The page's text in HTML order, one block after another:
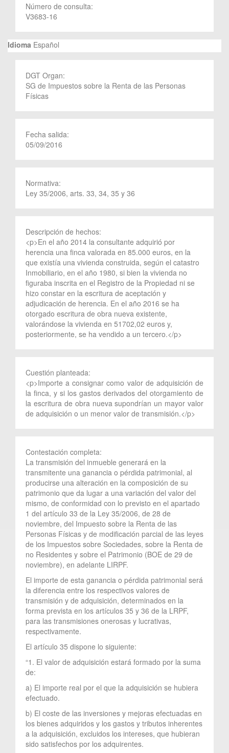
Número de consulta:
V3683-16
Idioma Español
DGT Organ:
SG de Impuestos sobre la Renta de las Personas
Físicas
Fecha salida:
05/09/2016
Normativa:
Ley 35/2006, arts. 33, 34, 35 y 36
Descripción de hechos:
<p>En el año 2014 la consultante adquirió por
herencia una finca valorada en 85.000 euros, en la
que existía una vivienda construida, según el catastro
Inmobiliario, en el año 1980, si bien la vivienda no
figuraba inscrita en el Registro de la Propiedad ni se
hizo constar en la escritura de aceptación y
adjudicación de herencia. En el año 2016 se ha
otorgado escritura de obra nueva existente,
valorándose la vivienda en 51702,02 euros y,
posteriormente, se ha vendido a un tercero.</p>
Cuestión planteada:
<p>Importe a consignar como valor de adquisición de
la finca, y si los gastos derivados del otorgamiento de
la escritura de obra nueva supondrían un mayor valor
de adquisición o un menor valor de transmisión.</p>
Contestación completa:
La transmisión del inmueble generará en la
transmitente una ganancia o pérdida patrimonial, al
producirse una alteración en la composición de su
patrimonio que da lugar a una variación del valor del
mismo, de conformidad con lo previsto en el apartado
1 del artículo 33 de la Ley 35/2006, de 28 de
noviembre, del Impuesto sobre la Renta de las
Personas Físicas y de modificación parcial de las leyes
de los Impuestos sobre Sociedades, sobre la Renta de
no Residentes y sobre el Patrimonio (BOE de 29 de
noviembre), en adelante LIRPF.
El importe de esta ganancia o pérdida patrimonial será
la diferencia entre los respectivos valores de
transmisión y de adquisición, determinados en la
forma prevista en los artículos 35 y 36 de la LRPF,
para las transmisiones onerosas y lucrativas,
respectivamente.
El artículo 35 dispone lo siguiente:
“1. El valor de adquisición estará formado por la suma
de:
a) El importe real por el que la adquisición se hubiera
efectuado.
b) El coste de las inversiones y mejoras efectuadas en
los bienes adquiridos y los gastos y tributos inherentes
a la adquisición, excluidos los intereses, que hubieran
sido satisfechos por los adquirentes.